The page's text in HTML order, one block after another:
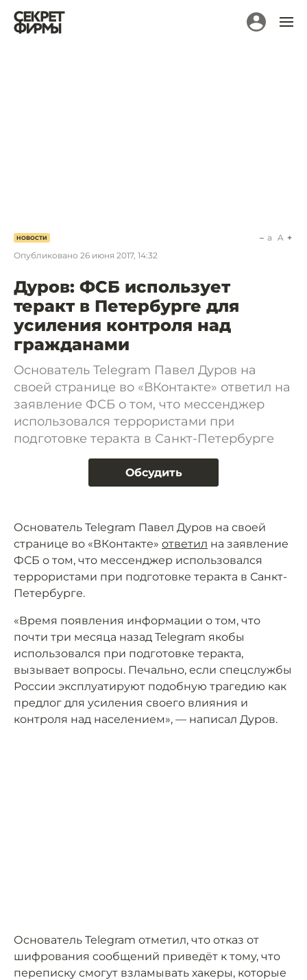
НОВОСТИ
Опубликовано 26 июня 2017, 14:32
a A
Дуров: ФСБ использует
теракт в Петербурге для
усиления контроля над
гражданами
Основатель Telegram Павел Дуров на
своей странице во «ВКонтакте» ответил на
заявление ФСБ о том, что мессенджер
использовался террористами при
подготовке теракта в Санкт-Петербурге
Обсудить
Основатель Telegram Павел Дуров на своей
странице во «ВКонтакте» ответил на заявление
ФСБ о том, что мессенджер использовался
террористами при подготовке теракта в Санкт-
Петербурге.
«Время появления информации о том, что
почти три месяца назад Telegram якобы
использовался при подготовке теракта,
вызывает вопросы. Печально, если спецслужбы
России эксплуатируют подобную трагедию как
предлог для усиления своего влияния и
контроля над населением», — написал Дуров.
Основатель Telegram отметил, что отказ от
шифрования сообщений приведёт к тому, что
переписку смогут взламывать хакеры, которые